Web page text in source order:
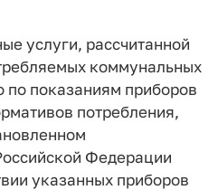
услуги, рассчитанной
коммунальных
по показаниям приборов
потребления,
Федерации
указанных приборов